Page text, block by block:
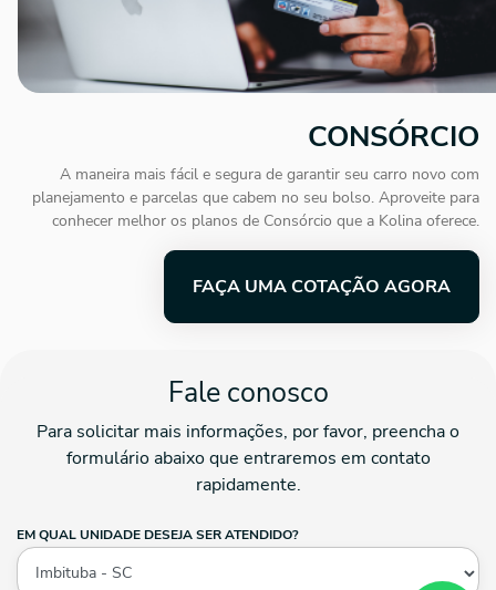
CONSÓRCIO
A maneira mais fácil e segura de garantir seu carro novo com
planejamento e parcelas que cabem no seu bolso. Aproveite para
conhecer melhor os planos de Consórcio que a Kolina oferece.
FAÇA UMA COTAÇÃO AGORA
Fale conosco
Para solicitar mais informações, por favor, preencha o
formulário abaixo que entraremos em contato
rapidamente.
EM QUAL UNIDADE DESEJA SER ATENDIDO?